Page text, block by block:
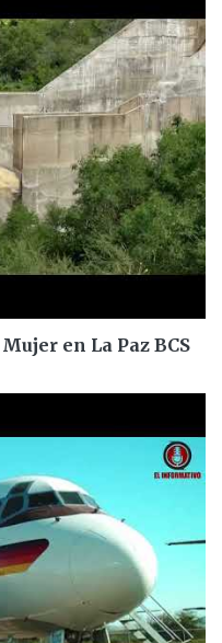
en La Paz BCS